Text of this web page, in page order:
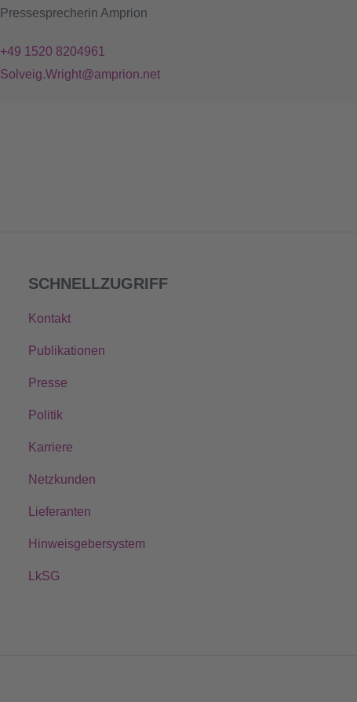
Pressesprecherin Amprion
+49 1520 8204961
Solveig.Wright@amprion.net
SCHNELLZUGRIFF
Kontakt
Publikationen
Presse
Politik
Karriere
Netzkunden
Lieferanten
Hinweisgebersystem
LkSG